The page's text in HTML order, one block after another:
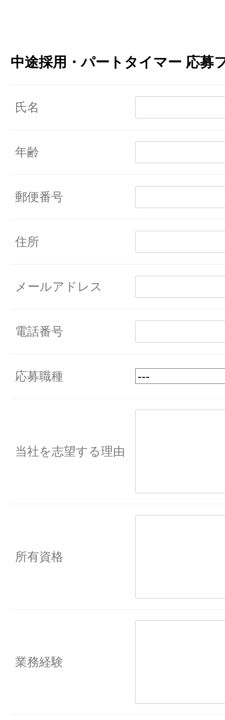
中途採用・パートタイマー 応募
氏名
年齢
郵便番号
住所
メールアドレス
電話番号
応募職種
当社を志望する理由
所有資格
業務経験